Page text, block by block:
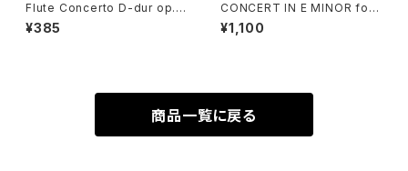
Flute Concerto D-dur op.1
0 No.3 Il Cardellino【著者：V
IVALDI】出版社：日本楽譜出版
¥385
CONCERT IN E MINOR for t
wo Flutes and Piano【著者：
Georg Phollip Telemann】
¥1,100
商品一覧に戻る